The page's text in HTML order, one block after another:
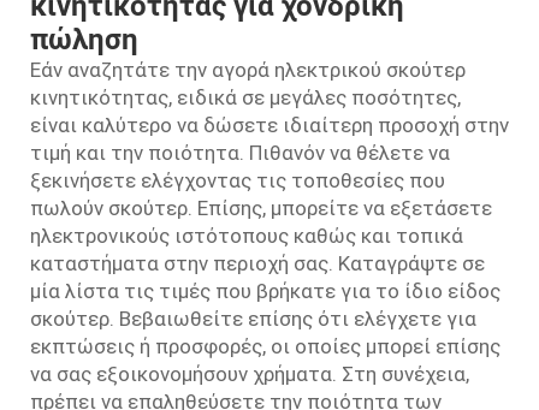
πώληση
Εάν αναζητάτε την αγορά ηλεκτρικού σκούτερ
κινητικότητας, ειδικά σε μεγάλες ποσότητες,
είναι καλύτερο να δώσετε ιδιαίτερη προσοχή στην
τιμή και την ποιότητα. Πιθανόν να θέλετε να
ξεκινήσετε ελέγχοντας τις τοποθεσίες που
πωλούν σκούτερ. Επίσης, μπορείτε να εξετάσετε
ηλεκτρονικούς ιστότοπους καθώς και τοπικά
καταστήματα στην περιοχή σας. Καταγράψτε σε
μία λίστα τις τιμές που βρήκατε για το ίδιο είδος
σκούτερ. Βεβαιωθείτε επίσης ότι ελέγχετε για
εκπτώσεις ή προσφορές, οι οποίες μπορεί επίσης
να σας εξοικονομήσουν χρήματα. Στη συνέχεια,
πρέπει να επαληθεύσετε την ποιότητα των